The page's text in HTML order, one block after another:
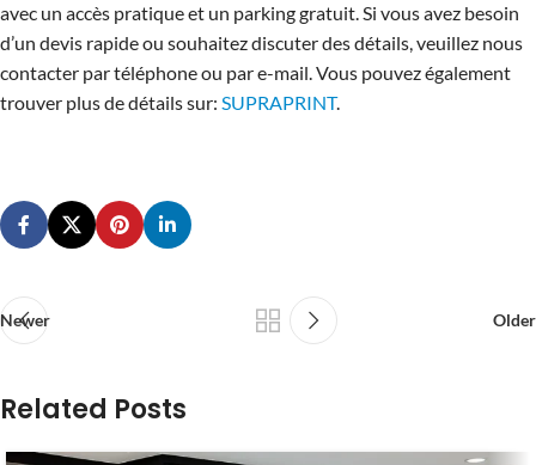
avec un accès pratique et un parking gratuit. Si vous avez besoin
d’un devis rapide ou souhaitez discuter des détails, veuillez nous
contacter par téléphone ou par e-mail. Vous pouvez également
trouver plus de détails sur: SUPRAPRINT.
Newer Older
Related Posts